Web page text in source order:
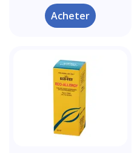
Acheter